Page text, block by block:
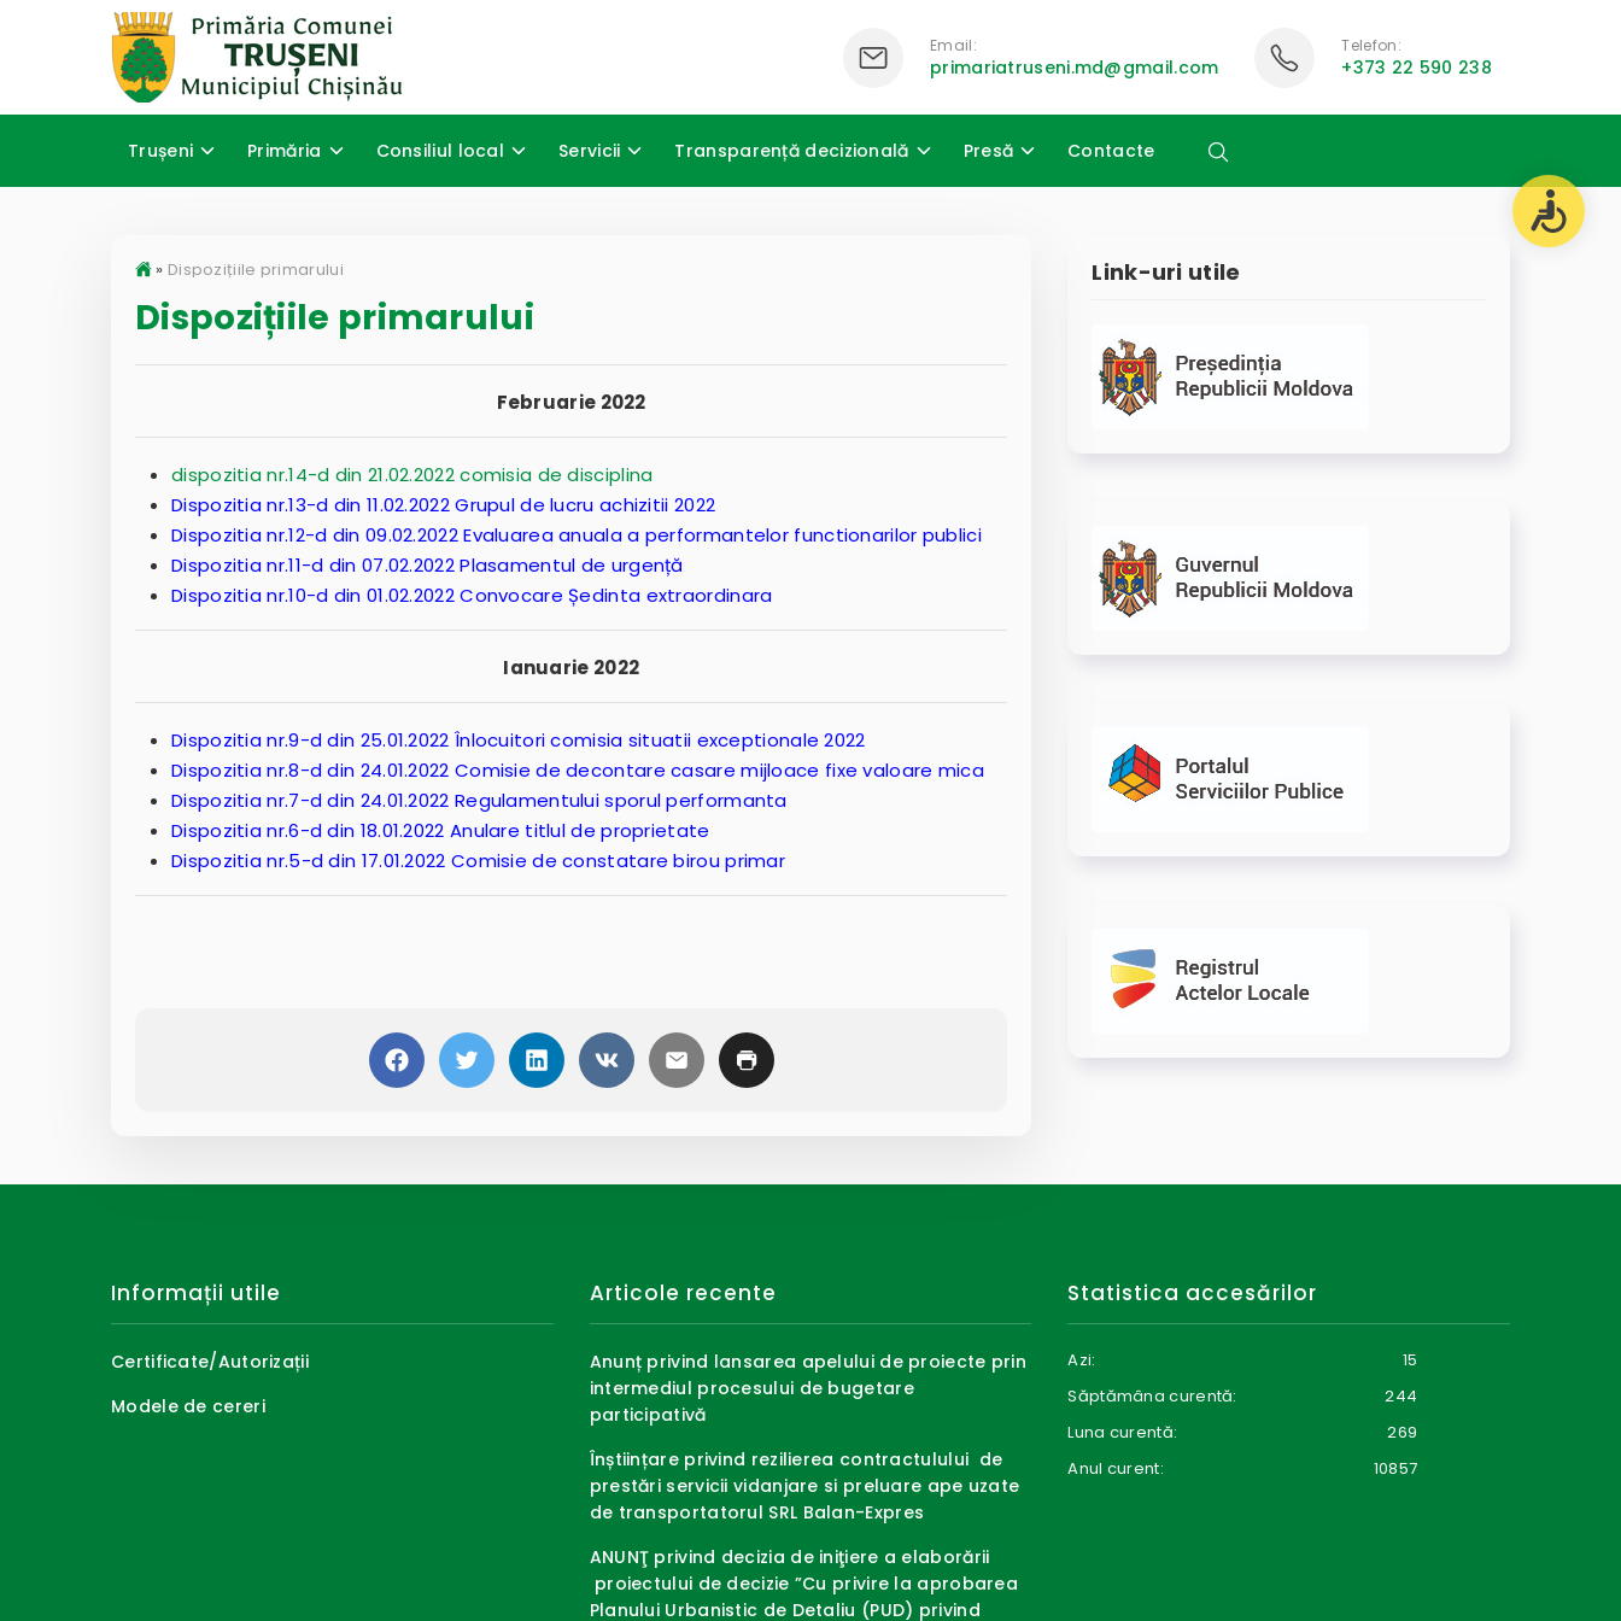
Email:
primariatruseni.md@gmail.com
Telefon:
+373 22 590 238
Trușeni Primăria Consiliul local Servicii Transparență decizională Presă Contacte
» Dispozițiile primarului
Dispozițiile primarului
Februarie 2022
dispozitia nr.14-d din 21.02.2022 comisia de disciplina
Dispozitia nr.13-d din 11.02.2022 Grupul de lucru achizitii 2022
Dispozitia nr.12-d din 09.02.2022 Evaluarea anuala a performantelor functionarilor publici
Dispozitia nr.11-d din 07.02.2022 Plasamentul de urgență
Dispozitia nr.10-d din 01.02.2022 Convocare Ședinta extraordinara
Ianuarie 2022
Dispozitia nr.9-d din 25.01.2022 Înlocuitori comisia situatii exceptionale 2022
Dispozitia nr.8-d din 24.01.2022 Comisie de decontare casare mijloace fixe valoare mica
Dispozitia nr.7-d din 24.01.2022 Regulamentului sporul performanta
Dispozitia nr.6-d din 18.01.2022 Anulare titlul de proprietate
Dispozitia nr.5-d din 17.01.2022 Comisie de constatare birou primar
Link-uri utile
Informații utile
Certificate/Autorizații
Modele de cereri
Articole recente
Anunț privind lansarea apelului de proiecte prin
intermediul procesului de bugetare
participativă
Înștiințare privind rezilierea contractulului de
prestări servicii vidanjare si preluare ape uzate
de transportatorul SRL Balan-Expres
ANUNŢ privind decizia de iniţiere a elaborării
proiectului de decizie ”Cu privire la aprobarea
Planului Urbanistic de Detaliu (PUD) privind
Statistica accesărilor
Azi:
15
Săptămâna curentă:
244
Luna curentă:
269
Anul curent:
10857